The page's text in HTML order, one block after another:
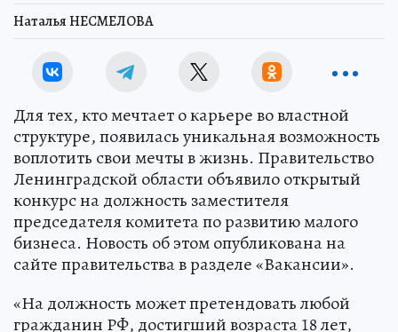
Наталья НЕСМЕЛОВА
Для тех, кто мечтает о карьере во властной
структуре, появилась уникальная возможность
воплотить свои мечты в жизнь. Правительство
Ленинградской области объявило открытый
конкурс на должность заместителя
председателя комитета по развитию малого
бизнеса. Новость об этом опубликована на
сайте правительства в разделе «Вакансии».
«На должность может претендовать любой
гражданин РФ, достигший возраста 18 лет,